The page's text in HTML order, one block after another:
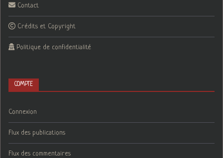
Contact
Crédits et Copyright
Politique de confidentialité
COMPTE
Connexion
Flux des publications
Flux des commentaires